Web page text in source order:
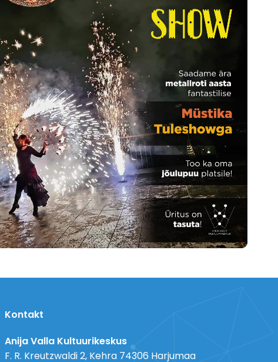
Kontakt
Anija Valla Kultuurikeskus
F. R. Kreutzwaldi 2, Kehra 74306 Harjumaa